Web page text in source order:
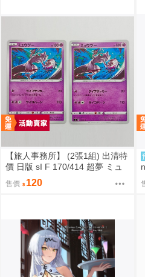
【旅人事務所】 (2張1組) 出清特
價 日版 sI F 170/414 超夢 ミュ
ウツー PTCG 寶可夢 卡牌【原售
價480元 特價120元】
售價 120